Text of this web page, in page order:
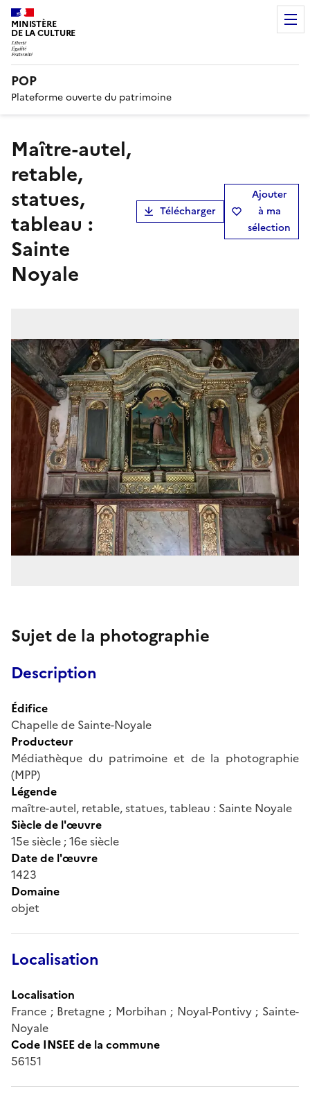
MINISTÈRE
DE LA CULTURE
POP
Plateforme ouverte du patrimoine
maître-autel,
retable,
statues,
tableau :
Sainte
Noyale
Télécharger
Ajouter
à ma
sélection
Sujet de la photographie
Description
Édifice
Chapelle de Sainte-Noyale
Producteur
Médiathèque du patrimoine et de la photographie
(MPP)
Légende
maître-autel, retable, statues, tableau : Sainte Noyale
Siècle de l'œuvre
15e siècle ; 16e siècle
Date de l'œuvre
1423
Domaine
objet
Localisation
Localisation
France ; Bretagne ; Morbihan ; Noyal-Pontivy ; Sainte-
Noyale
Code INSEE de la commune
56151